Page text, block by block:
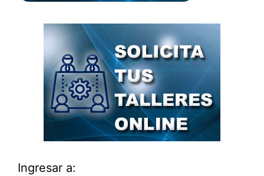
Ingresar a: